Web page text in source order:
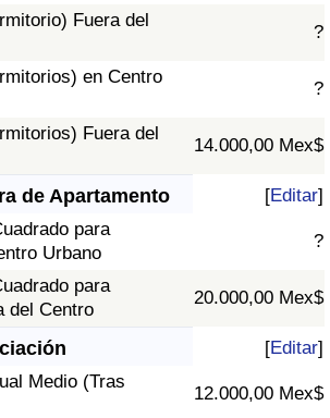
Fuera del
?
en Centro
?
Fuera del
14.000,00 Mex$
de Apartamento [Editar]
para
Urbano
?
para
del Centro
20.000,00 Mex$
[Editar]
Medio (Tras
12.000,00 Mex$